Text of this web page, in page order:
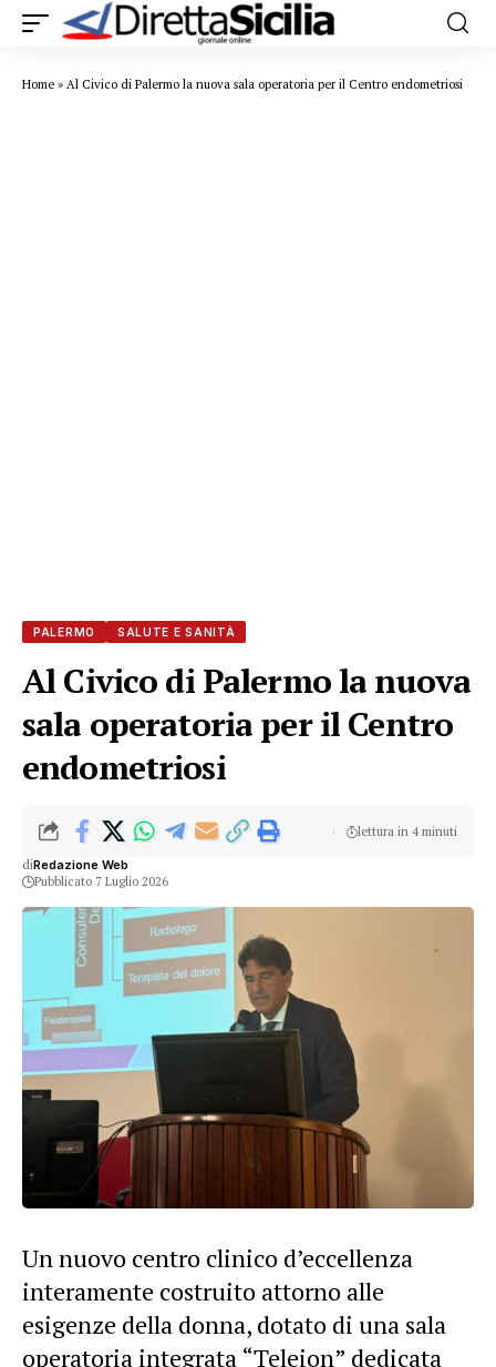
Home » Al Civico di Palermo la nuova sala operatoria per il Centro endometriosi
PALERMO SALUTE E SANITÀ
Al Civico di Palermo la nuova
sala operatoria per il Centro
endometriosi
diRedazione Web
Pubblicato 7 Luglio 2026
lettura in 4 minuti
Un nuovo centro clinico d’eccellenza
interamente costruito attorno alle
esigenze della donna, dotato di una sala
operatoria integrata “Teleion” dedicata